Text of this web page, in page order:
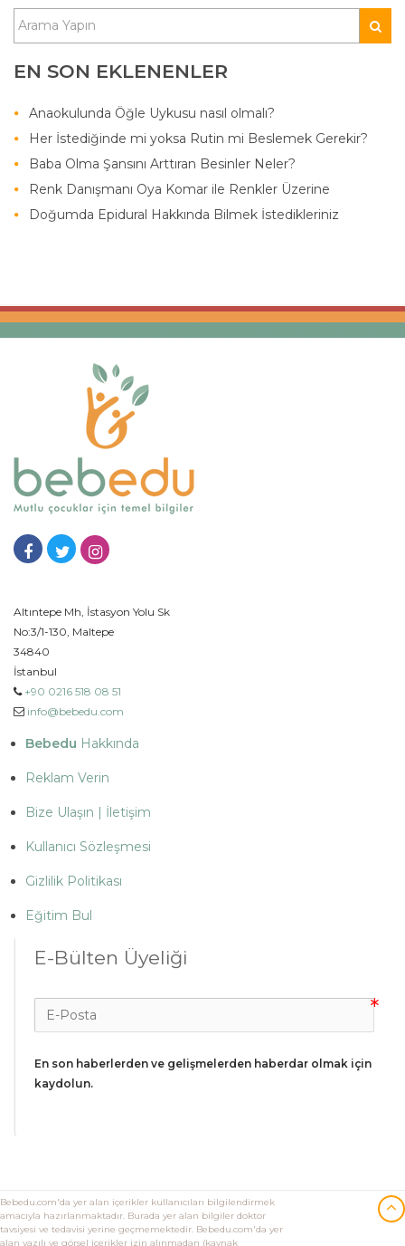
EN SON EKLENENLER
Anaokulunda Öğle Uykusu nasıl olmalı?
Her İstediğinde mi yoksa Rutin mi Beslemek Gerekir?
Baba Olma Şansını Arttıran Besinler Neler?
Renk Danışmanı Oya Komar ile Renkler Üzerine
Doğumda Epidural Hakkında Bilmek İstedikleriniz
Altıntepe Mh, İstasyon Yolu Sk
No:3/1-130, Maltepe
34840
İstanbul
+90 0216 518 08 51
info@bebedu.com
Bebedu Hakkında
Reklam Verin
Bize Ulaşın | İletişim
Kullanıcı Sözleşmesi
Gizlilik Politikası
Eğitim Bul
E-Bülten Üyeliği
En son haberlerden ve gelişmelerden haberdar olmak için
kaydolun.
Bebedu.com'da yer alan içerikler kullanıcıları bilgilendirmek
amacıyla hazırlanmaktadır. Burada yer alan bilgiler doktor
tavsiyesi ve tedavisi yerine geçmemektedir. Bebedu.com'da yer
alan yazılı ve görsel içerikler izin alınmadan (kaynak